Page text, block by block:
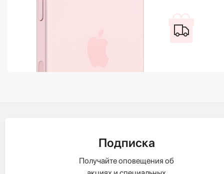
Подписка
Получайте оповещения об